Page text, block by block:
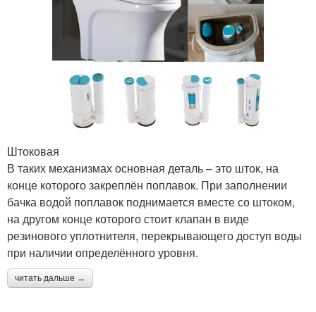
Штоковая
В таких механизмах основная деталь – это шток, на
конце которого закреплён поплавок. При заполнении
бачка водой поплавок поднимается вместе со штоком,
на другом конце которого стоит клапан в виде
резинового уплотнителя, перекрывающего доступ воды
при наличии определённого уровня.
читать дальше →